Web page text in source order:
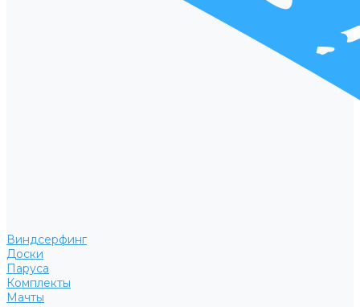
Виндсерфинг
Доски
Паруса
Комплекты
Мачты